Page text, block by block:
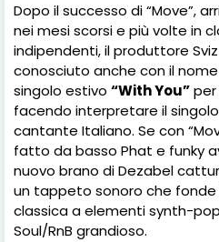
Dopo il successo di “Move”,
nei mesi scorsi e più volte in
indipendenti, il produttore
conosciuto anche con il nome
singolo estivo “With You”per
facendo interpretare il
cantante Italiano. Se con
fatto da basso Phat e funky
nuovo brano di Dezabel
un tappeto sonoro che
classica a elementi synth-
Soul/RnB grandioso.